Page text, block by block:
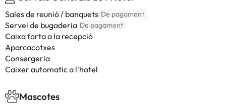
Sales de reunió / banquets De pagament
Servei de bugaderia De pagament
Caixa forta a la recepció
Aparcacotxes
Consergeria
Caixer automatic a l'hotel
Mascotes